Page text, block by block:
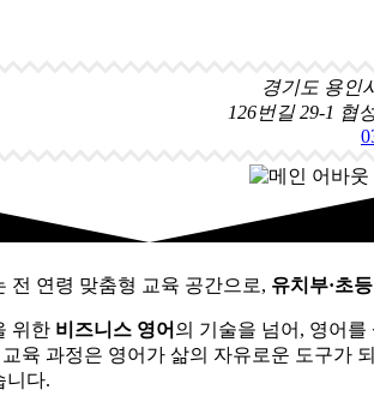
경기도 용인
126번길 29-1 협
전 연령 맞춤형 교육 공간으로, 유치부·초
위한 비즈니스 영어 의 기술을 넘어, 영어를
육 과정은 영어가 삶의 자유로운 도구가
니다.